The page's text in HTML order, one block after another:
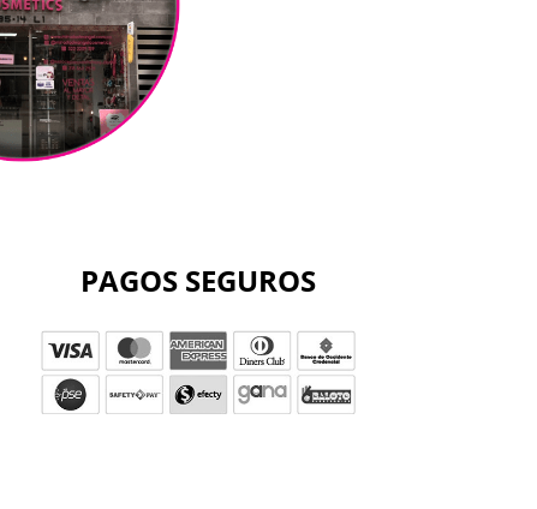
PAGOS SEGUROS